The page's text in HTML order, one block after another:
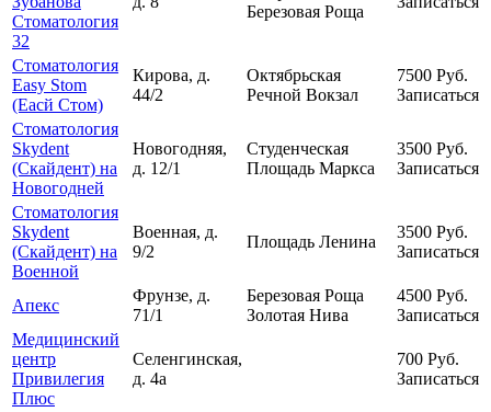
Стоматология
32
Березовая Роща
Стоматология
Easy Stom
(Еасй Стом)
Кирова, д.
44/2
Октябрьская
Речной Вокзал
7500 Руб.
Записаться
Стоматология
Skydent
(Скайдент) на
Новогодней
Новогодняя,
д. 12/1
Студенческая
Площадь Маркса
3500 Руб.
Записаться
Стоматология
Skydent
(Скайдент) на
Военной
Военная, д.
9/2
Площадь Ленина
3500 Руб.
Записаться
Апекс
Фрунзе, д.
71/1
Березовая Роща
Золотая Нива
4500 Руб.
Записаться
Медицинский
центр
Привилегия
Плюс
Селенгинская,
д. 4а
700 Руб.
Записаться